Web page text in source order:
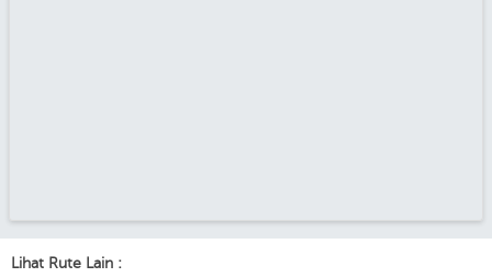
Lihat Rute Lain :